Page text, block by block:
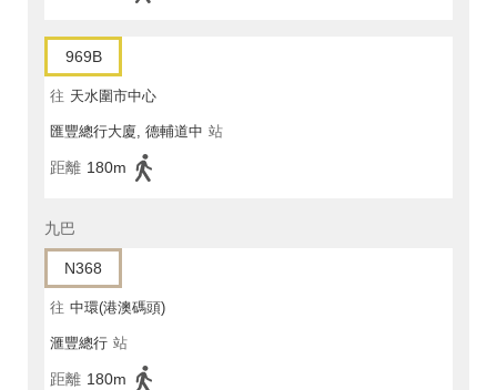
969B
往 天水圍市中心
匯豐總行大廈, 德輔道中 站
距離 180m
九巴
N368
往 中環(港澳碼頭)
滙豐總行 站
距離 180m